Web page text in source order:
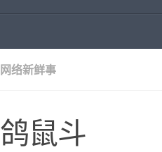
网络新鲜事
鸽鼠斗